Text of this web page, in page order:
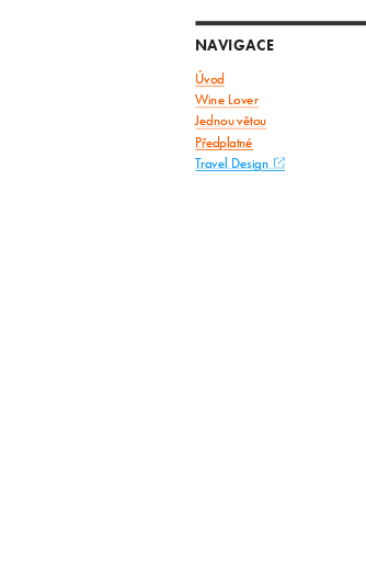
NAVIGACE
Úvod
Wine Lover
Jednou větou
Předplatné
Travel Design